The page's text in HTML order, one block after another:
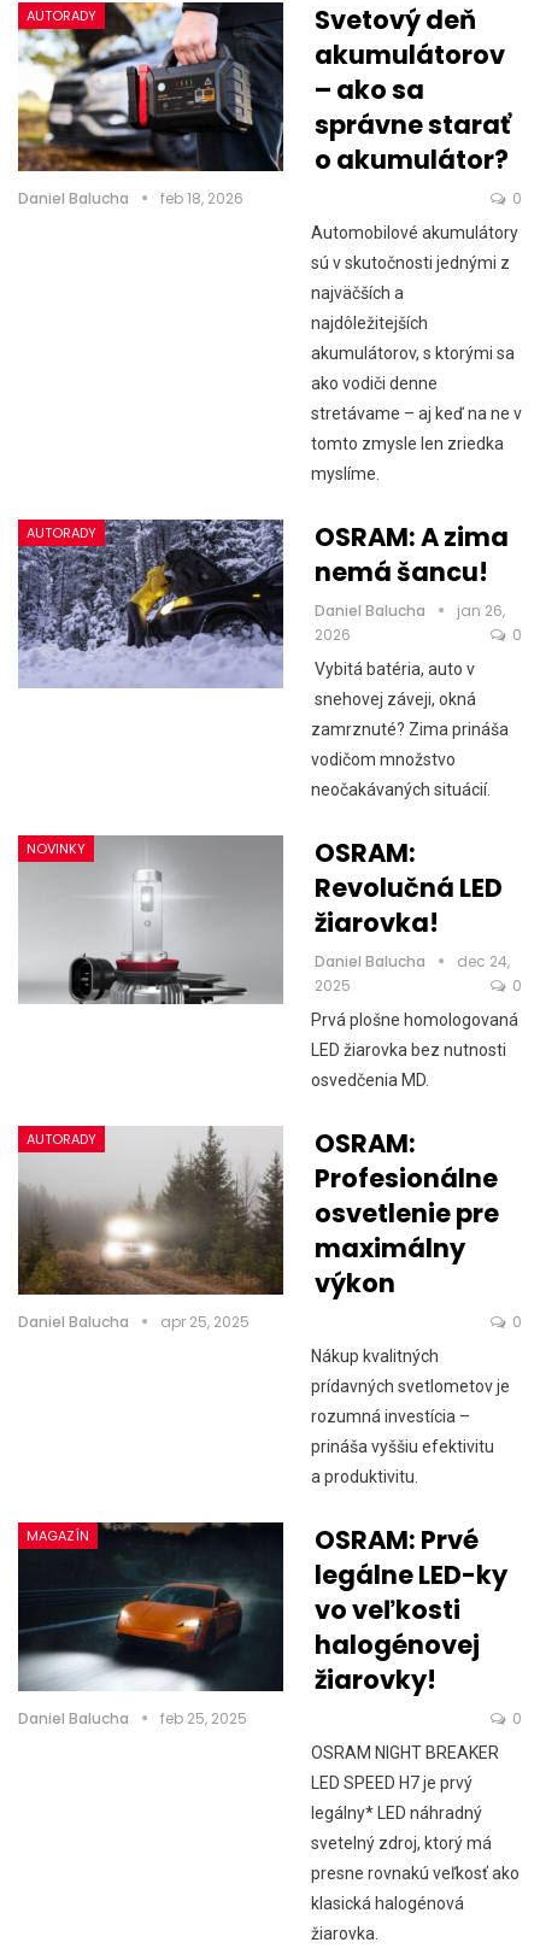
AUTORADY
Svetový deň
akumulátorov
– ako sa
správne starať
o akumulátor?
Daniel Balucha feb 18, 2026 0
Automobilové akumulátory
sú v skutočnosti jednými z
najväčších a
najdôležitejších
akumulátorov, s ktorými sa
ako vodiči denne
stretávame – aj keď na ne v
tomto zmysle len zriedka
myslíme.
AUTORADY
OSRAM: A zima
nemá šancu!
Daniel Balucha
jan 26,
2026
0
Vybitá batéria, auto v
snehovej záveji, okná
zamrznuté? Zima prináša
vodičom množstvo
neočakávaných situácií.
NOVINKY
OSRAM:
Revolučná LED
žiarovka!
Daniel Balucha
dec 24,
2025
0
Prvá plošne homologovaná
LED žiarovka bez nutnosti
osvedčenia MD.
AUTORADY
OSRAM:
Profesionálne
osvetlenie pre
maximálny
výkon
Daniel Balucha apr 25, 2025 0
Nákup kvalitných
prídavných svetlometov je
rozumná investícia –
prináša vyššiu efektivitu
a produktivitu.
MAGAZÍN
OSRAM: Prvé
legálne LED-ky
vo veľkosti
halogénovej
žiarovky!
Daniel Balucha feb 25, 2025 0
OSRAM NIGHT BREAKER
LED SPEED H7 je prvý
legálny* LED náhradný
svetelný zdroj, ktorý má
presne rovnakú veľkosť ako
klasická halogénová
žiarovka.